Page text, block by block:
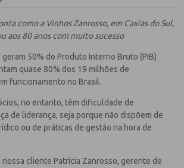
como a Vinhos Zanrosso, em Caxias do Sul,
aos 80 anos com muito sucesso
50% do Produto Interno Bruto (PIB)
quase 80% dos 19 milhões de
funcionamento no Brasil.
no entanto, têm dificuldade de
de liderança, seja porque não dispõem de
ou de práticas de gestão na hora de
nossa cliente Patrícia Zanrosso, gerente de